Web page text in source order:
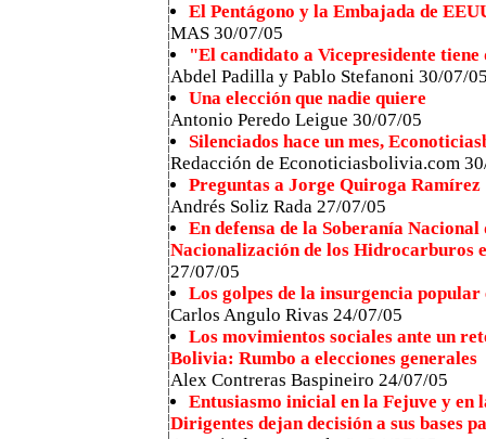
El Pentágono y la Embajada de
MAS 30/07/05
"El candidato a Vicepresidente tiene
Abdel Padilla y Pablo Stefanoni 30/07/
Una elección que nadie quiere
Antonio Peredo Leigue 30/07/05
Silenciados hace un mes,
Redacción de Econoticiasbolivia.com
Preguntas a Jorge Quiroga Ramírez
Andrés Soliz Rada 27/07/05
En defensa de la Soberanía
Nacionalización de los Hidrocarburos
27/07/05
Los golpes de la insurgencia
Carlos Angulo Rivas 24/07/05
Los movimientos sociales ante un
Bolivia: Rumbo a elecciones generales
Alex Contreras Baspineiro 24/07/05
Entusiasmo inicial en la Fejuve y en
Dirigentes dejan decisión a sus bases